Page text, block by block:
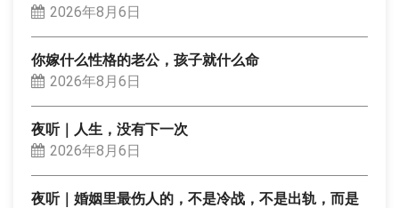
2026年8月6日
你嫁什么性格的老公，孩子就什么命
2026年8月6日
夜听｜人生，没有下一次
2026年8月6日
夜听｜婚姻里最伤人的，不是冷战，不是出轨，而是